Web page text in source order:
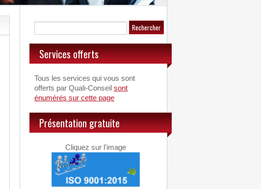
Services offerts
Tous les services qui vous sont
offerts par Quali-Conseil sont
énumérés sur cette page
Présentation gratuite
Cliquez sur l'image